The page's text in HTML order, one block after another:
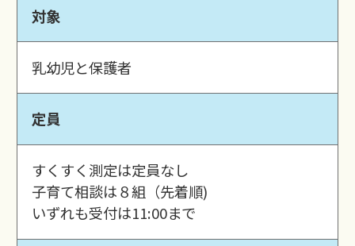
対象
乳幼児と保護者
定員
すくすく測定は定員なし
子育て相談は８組（先着順)
いずれも受付は11:00まで